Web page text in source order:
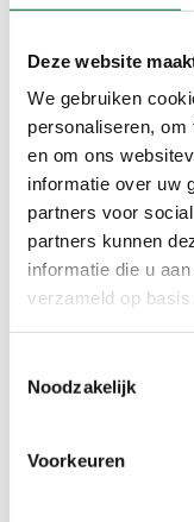
Deze website
We gebruiken
personaliseren,
en om ons
informatie over uw
partners voor
partners kunnen
informatie die u
verzameld op
Noodzakelijk
Voorkeuren
We lopen
zich een
we dat te zien
Door het bos
liggen, als
de drie stappen
speciaals
stenen, die
voorouders
met de kleur van
plantenpotten.
aanvoelt. Daar